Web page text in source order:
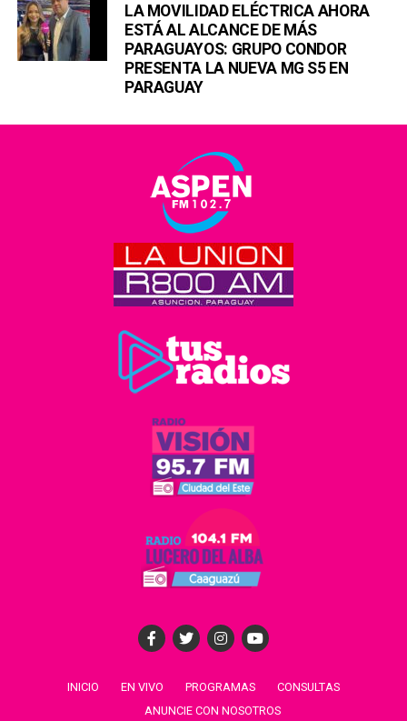
LA MOVILIDAD ELÉCTRICA AHORA
ESTÁ AL ALCANCE DE MÁS
PARAGUAYOS: GRUPO CONDOR
PRESENTA LA NUEVA MG S5 EN
PARAGUAY
INICIO EN VIVO PROGRAMAS
CONSULTAS
ANUNCIE CON NOSOTROS